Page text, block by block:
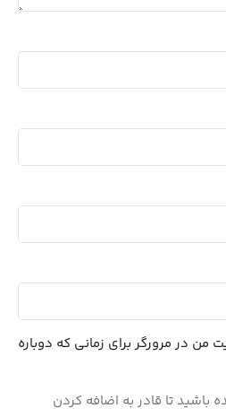
من در مرورگر برای زمانی که دوباره
تا قادر به اضافه کردن